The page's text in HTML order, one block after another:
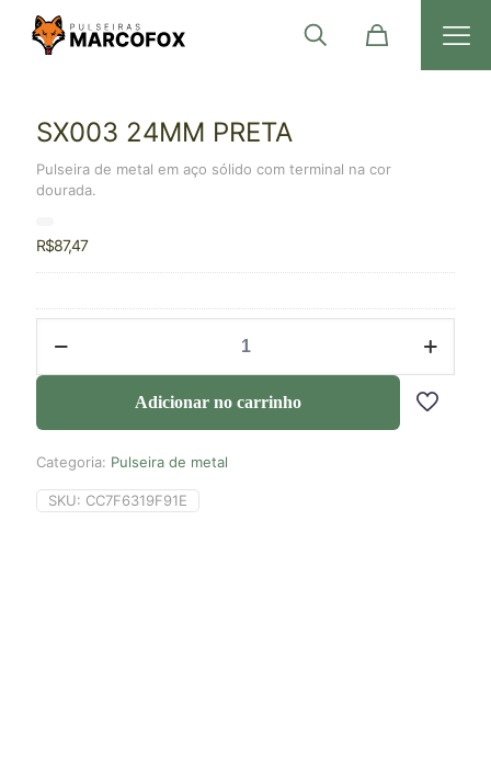
SX003 24MM PRETA
Pulseira de metal em aço sólido com terminal na cor
dourada.
R$87,47
Adicionar no carrinho
Categoria: Pulseira de metal
SKU: CC7F6319F91E